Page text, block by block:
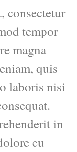
consectetur
tempor
magna
quis
laboris nisi
in
eu